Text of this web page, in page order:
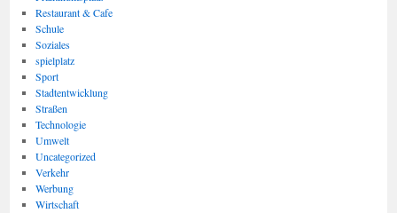
Restaurant & Cafe
Schule
Soziales
spielplatz
Sport
Stadtentwicklung
Straßen
Technologie
Umwelt
Uncategorized
Verkehr
Werbung
Wirtschaft